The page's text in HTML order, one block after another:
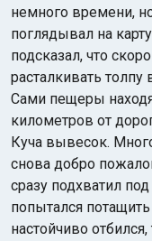
немного времени,
поглядывал на
подсказал, что
расталкивать толпу
Сами пещеры
километров от
Куча вывесок.
снова добро
сразу подхватил
попытался
настойчиво